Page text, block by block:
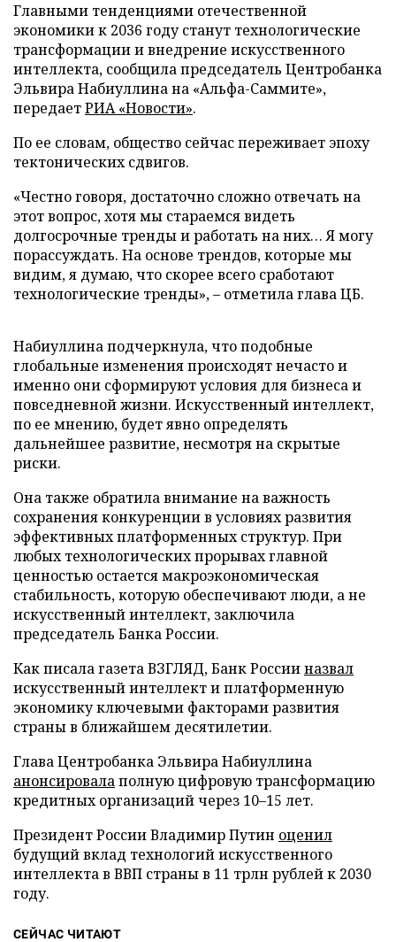
Главными тенденциями отечественной
экономики к 2036 году станут технологические
трансформации и внедрение искусственного
интеллекта, сообщила председатель Центробанка
Эльвира Набиуллина на «Альфа-Саммите»,
передаетРИА «Новости».
По ее словам, общество сейчас переживает эпоху
тектонических сдвигов.
«Честно говоря, достаточно сложно отвечать на
этот вопрос, хотя мы стараемся видеть
долгосрочные тренды и работать на них… Я могу
порассуждать. На основе трендов, которые мы
видим, я думаю, что скорее всего сработают
технологические тренды», – отметила глава ЦБ.
Набиуллина подчеркнула, что подобные
глобальные изменения происходят нечасто и
именно они сформируют условия для бизнеса и
повседневной жизни. Искусственный интеллект,
по ее мнению, будет явно определять
дальнейшее развитие, несмотря на скрытые
риски.
Она также обратила внимание на важность
сохранения конкуренции в условиях развития
эффективных платформенных структур. При
любых технологических прорывах главной
ценностью остается макроэкономическая
стабильность, которую обеспечивают люди, а не
искусственный интеллект, заключила
председатель Банка России.
Как писала газета ВЗГЛЯД, Банк Россииназвал
искусственный интеллект и платформенную
экономику ключевыми факторами развития
страны в ближайшем десятилетии.
Глава Центробанка Эльвира Набиуллина
анонсировалаполную цифровую трансформацию
кредитных организаций через 10–15 лет.
Президент России Владимир Путин оценил
будущий вклад технологий искусственного
интеллекта в ВВП страны в 11 трлн рублей к 2030
году.
СЕЙЧАС ЧИТАЮТ